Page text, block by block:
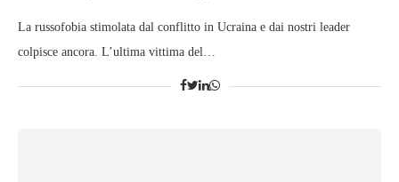
La russofobia stimolata dal conflitto in Ucraina e dai nostri leader
colpisce ancora. L’ultima vittima del…